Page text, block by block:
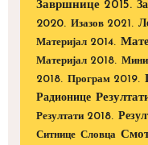
Завршнице 2015.
2020. Изазов 2021.
Материјал 2014.
Материјал 2018.
2018. Програм 2019.
Радионице
Резултати 2018.
Ситнице Словца